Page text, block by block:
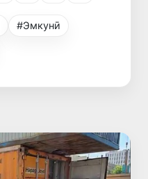
#Эмкунӣ